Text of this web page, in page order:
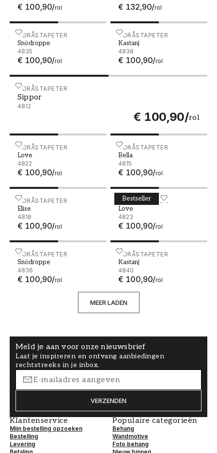
€ 100,90/rol € 132,90/rol
BORÅSTAPETER
Snödroppe
4835
€ 100,90/rol
Snödroppe - 4835 BORÅSTAPETER
Kastanj
4838
€ 100,90/rol
Kastanj - 4838
BORÅSTAPETER
Sippor
4812
€ 100,90/rol
Sippor - 4812
BORÅSTAPETER
Love
4822
€ 100,90/rol
Love - 4822 BORÅSTAPETER
Bella
4815
€ 100,90/rol
Bella - 4815
BORÅSTAPETER
Elise
4818
€ 100,90/rol
Elise - 4818 Bestseller
BORÅSTAPETER
Love
4823
€ 100,90/rol
Love - 4823
BORÅSTAPETER
Snödroppe
4836
€ 100,90/rol
Snödroppe - 4836 BORÅSTAPETER
Kastanj
4840
€ 100,90/rol
Kastanj - 4840
MEER LADEN
Meld je aan voor onze nieuwsbrief
Laat je inspireren en ontvang aanbiedingen
rechtstreeks in je inbox.
VERZENDEN
Klantenservice
Mijn bestelling opzoeken
Bestelling
Levering
Populaire categorieën
Behang
Wandmotive
Foto behang